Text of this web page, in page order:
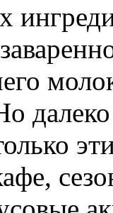
далеко